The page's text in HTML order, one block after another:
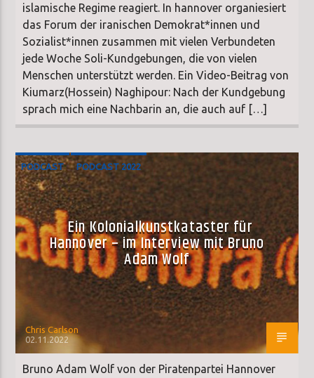
islamische Regime reagiert. In hannover organiesiert
das Forum der iranischen Demokrat*innen und
Sozialist*innen zusammen mit vielen Verbundeten
jede Woche Soli-Kundgebungen, die von vielen
Menschen unterstützt werden. Ein Video-Beitrag von
Kiumarz(Hossein) Naghipour: Nach der Kundgebung
sprach mich eine Nachbarin an, die auch auf […]
PODCAST PODCAST 2022
Ein Kolonialkunstkataster für
Hannover – im Interview mit Bruno
Adam Wolf
Chris Carlson
02.11.2022
Bruno Adam Wolf von der Piratenpartei Hannover